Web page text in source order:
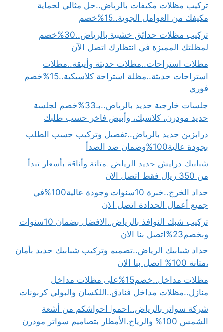
تركيب مظلات مكيفات بالرياض..حل مثالي لحماية
مكيفك من العوامل الجوية..15%خصم
تركيب مظلات حدائق خشبية بالرياض..30%خصم
لمظلتك المميزة في انتظارك اتصل الآن
مظلات استراحات..مظلات حديثة وأنيقة..مظلات
استراحات حديثة..مظلة استراحة كلاسيكية..15%خصم
فوري
جلسات خارجية حديد بالرياض..بـ33%خصم لجلسة
حديد مودرن، كلاسيك، وأبيض فاخر حسب طلبك
درابزين حديد بالرياض..تفصيل وتركيب حسب الطلب
بجودة عالية100%وضمان ضد الصدأ
شبابيك درايش حديد الرياض..متانة وأناقة بأسعار تبدأ
من 350 ريال فقط اتصل الان
حداد الخرج..خبرة 10سنوات وجودة عالية100%في
جميع أعمال الحدادة اتصل الان
تركيب شبك النوافذ بالرياض..الافضل بضمان 10سنوات
وبخصم23%اتصل بنا الان
حداد شبابيك الرياض..تصميم وتركيب شبابيك حديد بأمان
،متانة 100% اتصل بنا الان
مظلات مداخل..خصم15%على مظلات مداخل
منازل..مظلات مداخل فنادق..اللكسان والبولي كربونات
شركة سواتر بالرياض..احموا احواشكم من أشعة
الشمس 100% والرياح.الأمطار بتصاميم سواتر مودرن